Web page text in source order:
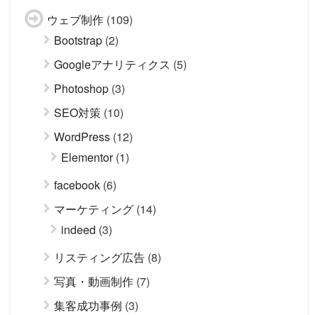
ウェブ制作 (109)
Bootstrap (2)
Googleアナリティクス (5)
Photoshop (3)
SEO対策 (10)
WordPress (12)
Elementor(1)
facebook (6)
マーケティング (14)
indeed (3)
リスティング広告 (8)
写真・動画制作 (7)
集客成功事例 (3)